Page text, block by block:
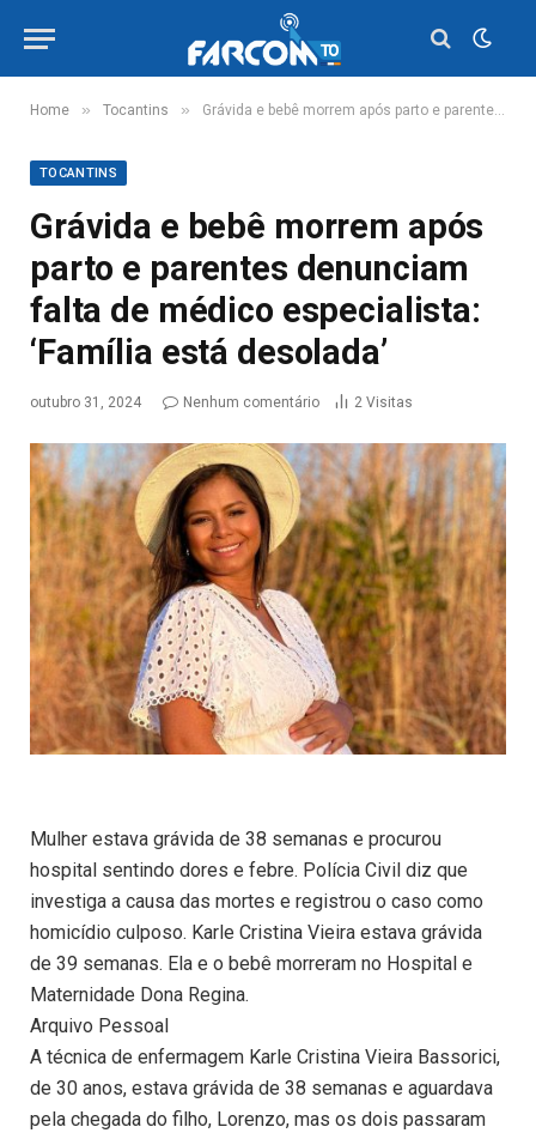
Home » Tocantins » Grávida e bebê morrem após parto e parentes denunciam falta de médico especialista: ‘Família está desolada’
TOCANTINS
Grávida e bebê morrem após
parto e parentes denunciam
falta de médico especialista:
‘Família está desolada’
outubro 31, 2024 Nenhum comentário 2 Visitas
Mulher estava grávida de 38 semanas e procurou
hospital sentindo dores e febre. Polícia Civil diz que
investiga a causa das mortes e registrou o caso como
homicídio culposo. Karle Cristina Vieira estava grávida
de 39 semanas. Ela e o bebê morreram no Hospital e
Maternidade Dona Regina.
Arquivo Pessoal
A técnica de enfermagem Karle Cristina Vieira Bassorici,
de 30 anos, estava grávida de 38 semanas e aguardava
pela chegada do filho, Lorenzo, mas os dois passaram